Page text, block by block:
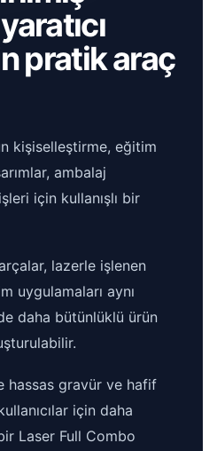
pratik araç
kişiselleştirme, eğitim
ambalaj
için kullanışlı bir
lazerle işlenen
uygulamaları aynı
daha bütünlüklü ürün
hassas gravür ve hafif
için daha
Laser Full Combo